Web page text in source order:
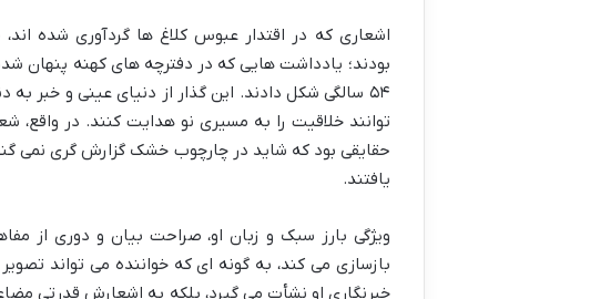
اشعاری که در اقتدار عبوس کلاغ ها گردآوری شده
بودند؛ یادداشت هایی که در دفترچه های کهنه پنهان
۵۴ سالگی شکل دادند. این گذار از دنیای عینی و
توانند خلاقیت را به مسیری نو هدایت کنند. در واقع،
حقایقی بود که شاید در چارچوب خشک گزارش گری نمی
یافتند.
ویژگی بارز سبک و زبان او، صراحت بیان و دوری از
بازسازی می کند، به گونه ای که خواننده می تواند
خبرنگاری او نشأت می گیرد، بلکه به اشعارش قدرتی